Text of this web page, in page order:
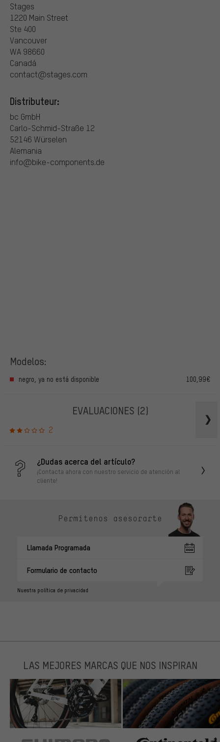
Stages
1220 Main Street
Ste 400
Vancouver
WA 98660
Canadá
contact@stages.com
Distributeur:
bc GmbH
Carlo-Schmid-Straße 12
52146 Würselen
Alemania
info@bike-components.de
Modelos:
negro, ya no está disponible 100,99€
EVALUACIONES (2)
2
¿Dudas acerca del artículo?
¡Contacta ahora con nuestro servicio de atención al
cliente!
Permítenos asesorarte
Llamada Programada
Formulario de contacto
Nuestra política de privacidad
LAS MEJORES MARCAS QUE NOS INSPIRAN